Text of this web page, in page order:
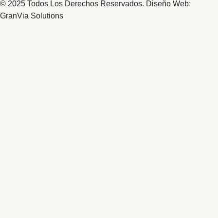
© 2025 Todos Los Derechos Reservados. Diseño Web:
GranVia Solutions